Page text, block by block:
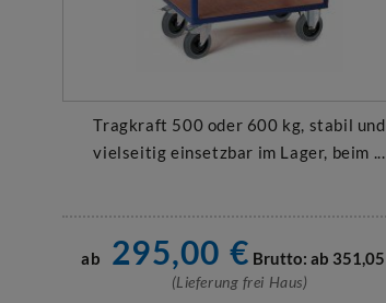
Tragkraft 500 oder 600 kg, stabil und
vielseitig einsetzbar im Lager, beim ...
ab 295,00 € Brutto: ab 351,05
(Lieferung frei Haus)